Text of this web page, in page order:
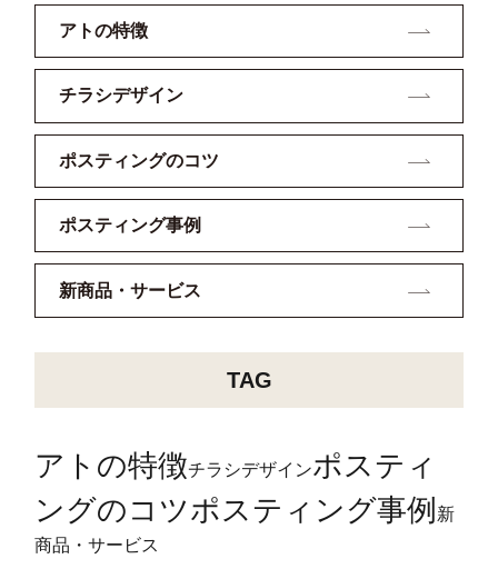
アトの特徴
チラシデザイン
ポスティングのコツ
ポスティング事例
新商品・サービス
TAG
アトの特徴チラシデザインポスティ
ングのコツポスティング事例 新
商品・サービス